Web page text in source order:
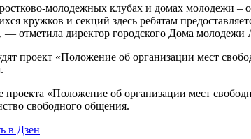
молодежных клубах и домах молодежи –
кружков и секций здесь ребятам
отметила директор городского Дома молодежи
проект «Положение об организации мест
проекта «Положение об организации мест
свободного общения.
в Дзен